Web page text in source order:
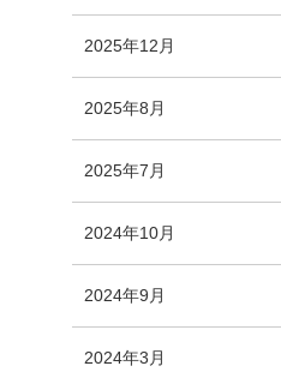
リ
ー
2025年12月
ー
2025年8月
ー
数
2025年7月
リ
ー
2024年10月
ー
2024年9月
2024年3月